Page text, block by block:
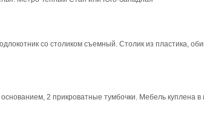
со столиком съемный. Столик из пластика,
2 прикроватные тумбочки. Мебель куплена